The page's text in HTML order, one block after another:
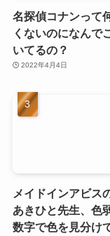
名探偵コナンって
くないのになんで
いてるの？
2022年4月4日
メイドインアビス
あきひと先生、色
数字で色を見分け